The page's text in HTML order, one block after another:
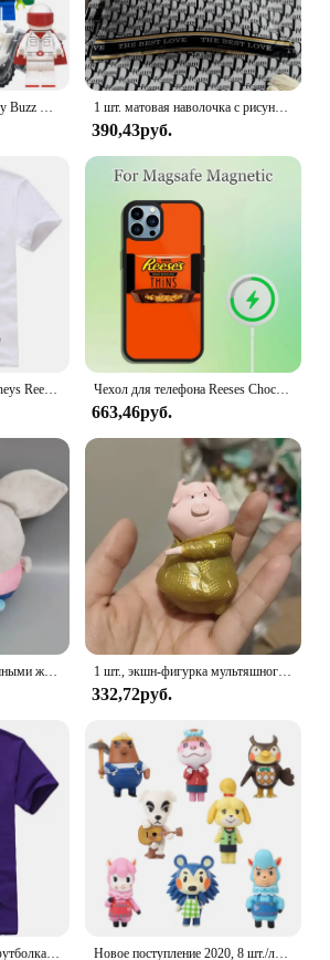
1 шт. матовая наволочка с рисунком Reese, Мягкая Наволочка с застежкой-конвертом для спальни, постельное белье
390,43руб.
Чехол для телефона Reeses Chocolate для iPhone 13, 12, 11, 14, 15, Pro Max Plus Magsafe с магнитной беспроводной зарядкой
663,46руб.
1 шт., экшн-фигурка мультяшного животного, 5-8 см
332,72руб.
Новое поступление 2020, 8 шт./лот, Animal Crossing, новые горизонты, Cyrus K.K Reese Isabelle, фигурки героев, игрушки, модель из ПВХ, коллекция игрушек